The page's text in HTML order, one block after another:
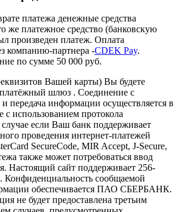
платежа денежные средства
же платежное средство (банковскую
произведен платеж. Оплата
компанию-партнера -CDEK Pay.
по сумме 50 000 руб.
Вашей карты) Вы будете
шлюз . Соединение с
информации осуществляется в
использованием протокола
если Ваш банк поддерживает
проведения интернет-платежей
SecureCode, MIR Accept, J-Secure,
также может потребоваться ввод
Настоящий сайт поддерживает 256-
Конфиденциальность сообщаемой
обеспечивается ПАО СБЕРБАНК.
не будет предоставлена третьим